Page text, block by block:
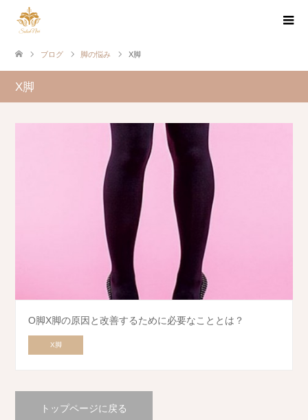
ブログ 脚の悩み X脚
X脚
O脚X脚の原因と改善するために必要なこととは？
X脚
トップページに戻る